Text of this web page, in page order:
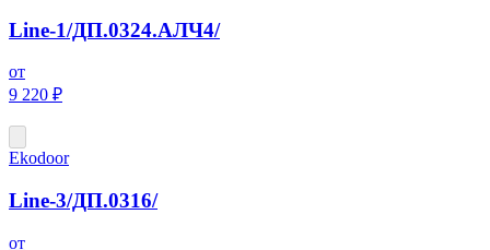
Line-1/ДП.0324.АЛЧ4/
от
9 220 ₽
Ekodoor
Line-3/ДП.0316/
от